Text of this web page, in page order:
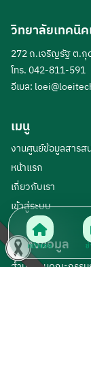
หน้าแรก ข่
วิทยาลัยเทคนิค
272 ถ.เจริญรัฐ ต.กุ
โทร. 042-811-591
อีเมล:
เมนู
งานศูนย์ข้อมูลสารส
หน้าแรก
เกี่ยวกับเรา
เข้าสู่ระบบ
แหล่งข้อมูล
สำนักงานคณะกรร